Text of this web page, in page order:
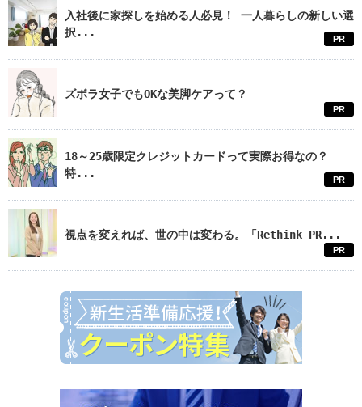
入社後に家探しを始める人必見！ 一人暮らしの新しい選
択...
PR
ズボラ女子でもOKな美脚ケアって？
PR
18～25歳限定クレジットカードって実際お得なの？
特...
PR
視点を変えれば、世の中は変わる。「Rethink PR...
PR